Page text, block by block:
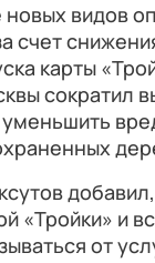
видов
счет
карты
сократил
уменьшить
«Тройки»‎ и
от